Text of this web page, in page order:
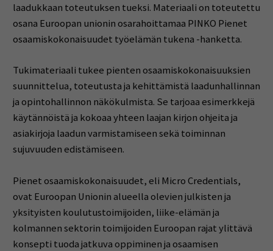
laadukkaan toteutuksen tueksi. Materiaali on toteutettu
osana Euroopan unionin osarahoittamaa PINKO Pienet
osaamiskokonaisuudet työelämän tukena -hanketta.
Tukimateriaali tukee pienten osaamiskokonaisuuksien
suunnittelua, toteutusta ja kehittämistä laadunhallinnan
ja opintohallinnon näkökulmista. Se tarjoaa esimerkkejä
käytännöistä ja kokoaa yhteen laajan kirjon ohjeita ja
asiakirjoja laadun varmistamiseen sekä toiminnan
sujuvuuden edistämiseen.
Pienet osaamiskokonaisuudet, eli Micro Credentials,
ovat Euroopan Unionin alueella olevien julkisten ja
yksityisten koulutustoimijoiden, liike-elämän ja
kolmannen sektorin toimijoiden Euroopan rajat ylittävä
konsepti tuoda jatkuva oppiminen ja osaamisen